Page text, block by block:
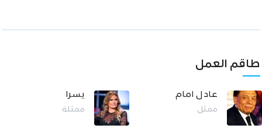
طاقم العمل
عادل امام
ممثل
يسرا
ممثلة